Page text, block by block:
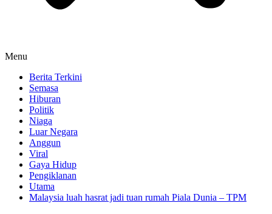
Menu
Berita Terkini
Semasa
Hiburan
Politik
Niaga
Luar Negara
Anggun
Viral
Gaya Hidup
Pengiklanan
Utama
Malaysia luah hasrat jadi tuan rumah Piala Dunia – TPM